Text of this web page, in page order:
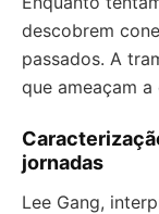
descobrem
passados. A
que ameaçam
jornadas
Lee Gang,